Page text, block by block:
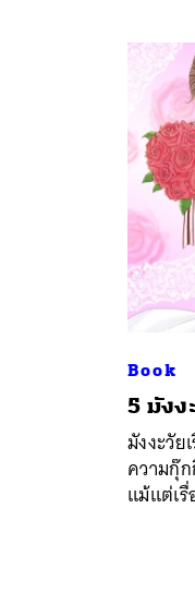
Book
5 มังง
มังงะวัย
ความกุ๊
แม้แต่เรื่